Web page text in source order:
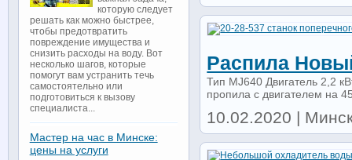
Распила
Тип MJ640 Двигатель 2,2
пропила с двигателем на
10.02.2020 |
которую следует
решать как можно быстрее,
чтобы предотвратить
повреждение имущества и
снизить расходы на воду. Вот
несколько шагов, которые
помогут вам устранить течь
самостоятельно или
подготовиться к вызову
специалиста...
Мастер на час в Минске:
цены на услуги